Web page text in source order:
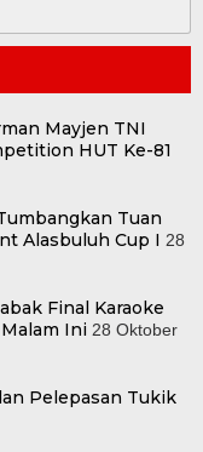
Mayjen TNI
HUT Ke-81
Tuan
Alasbuluh Cup I 28
Final Karaoke
Ini 28 Oktober
Pelepasan Tukik